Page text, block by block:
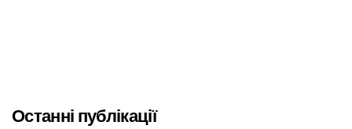
Останні публікації